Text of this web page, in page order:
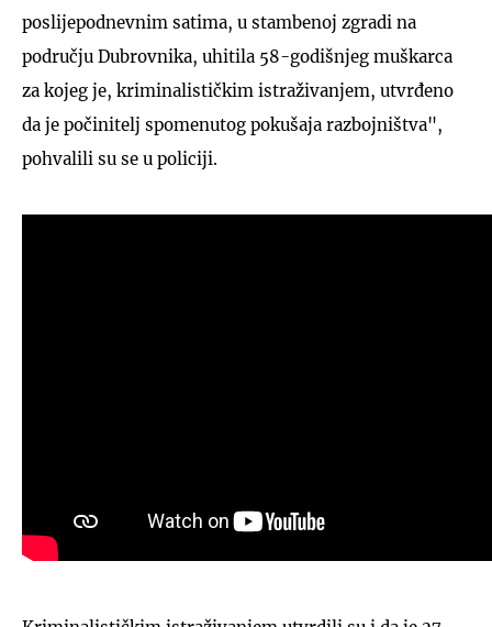
poslijepodnevnim satima, u stambenoj zgradi na
području Dubrovnika, uhitila 58-godišnjeg muškarca
za kojeg je, kriminalističkim istraživanjem, utvrđeno
da je počinitelj spomenutog pokušaja razbojništva",
pohvalili su se u policiji.